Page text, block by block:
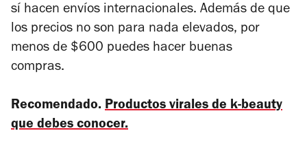
sí hacen envíos internacionales. Además de que
los precios no son para nada elevados, por
menos de $600 puedes hacer buenas
compras.
Recomendado. Productos virales de k-beauty
que debes conocer.